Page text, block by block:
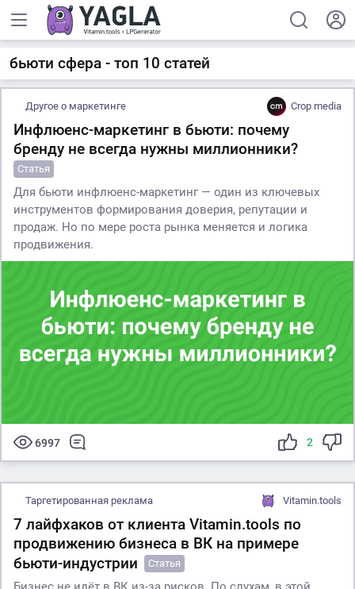
бьюти сфера - топ 10 статей
Другое о маркетинге Crop media
Инфлюенс-маркетинг в бьюти: почему
бренду не всегда нужны миллионники?
Статья
Для бьюти инфлюенс-маркетинг — один из ключевых
инструментов формирования доверия, репутации и
продаж. Но по мере роста рынка меняется и логика
продвижения.
6997 2
Таргетированная реклама Vitamin.tools
7 лайфхаков от клиента Vitamin.tools по
продвижению бизнеса в ВК на примере
бьюти-индустрии
Статья